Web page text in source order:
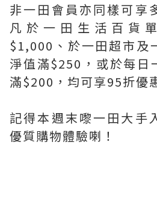
非一田會員亦同樣可享
凡於一田生活百貨
$1,000、於一田超市及
淨值滿$250，或於每日
滿$200，均可享95折優
記得本週末嚟一田大手
優質購物體驗喇！